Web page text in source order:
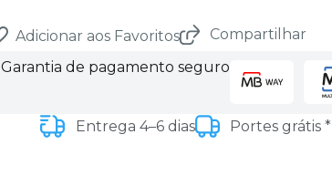
Adicionar aos Favoritos
Compartilhar
Garantia de pagamento seguro
Entrega 4–6 dias Portes grátis *